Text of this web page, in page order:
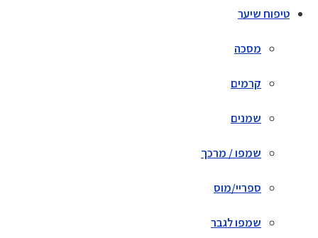
טיפוח שיער
מסכה
קרמים
שמנים
שמפו / מרכך
ספריי/מוס
שמפו לגבר